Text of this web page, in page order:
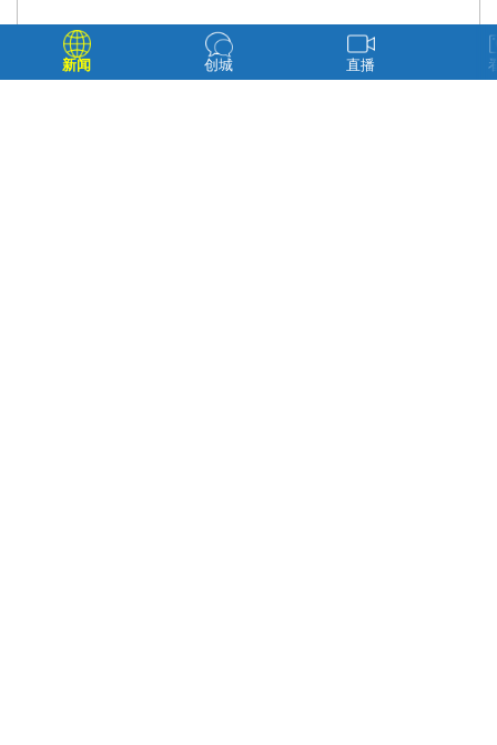
新闻 创城 直播